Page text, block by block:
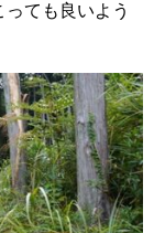
ても良いよう